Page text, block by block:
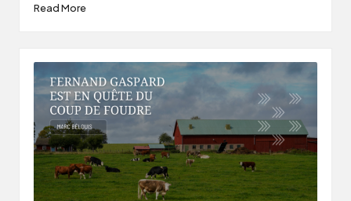
Read More